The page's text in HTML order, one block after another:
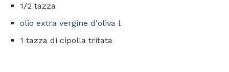
1/2 tazza
olio extra vergine d'oliva l
1 tazza di cipolla tritata